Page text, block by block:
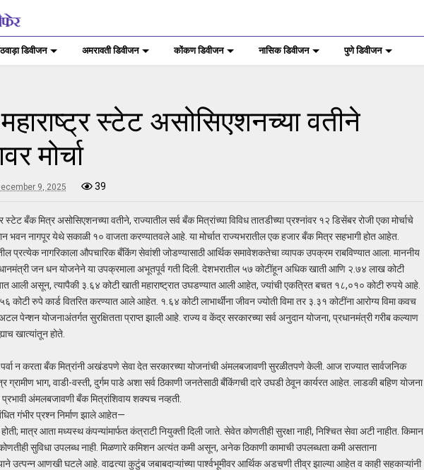
डिवीजन अमरावती डिवीजन कोंकण डिवीजन नासिक डिवीजन पुणे डिवीजन
स्टेट असोसिएशनच्या वतीने
मोर्चा
9, 2025 39
स्टेट बँक मित्र असोसिएशनच्या वतीने, राज्यातील सर्व बँक मित्रांच्या विविध तातडीच्या प्रश्नांवर १२ डिसेंबर रोजी एका मोर्चाचे
भवन नागपूर येथे सकाळी १० वाजता करण्यातवले आहे. या मोर्चात राज्यभरातील एक हजार बँक मित्र सहभागी होत आहेत.
प्रत्येक नागरिकाला औपचारिक बँकिंग सेवांशी जोडण्यासाठी आर्थिक समावेशकतेचा व्यापक उपक्रम राबविण्यात आला. माननीय
जन धन योजनेने या उपक्रमाला अभूतपूर्व गती दिली. देशभरातील ५७ कोटींहून अधिक खाती आणि २.७४ लाख कोटी
आली असून, त्यापैकी ३.६४ कोटी खाती महाराष्ट्रात उघडण्यात आली आहेत, ज्यांची एकत्रित बचत १८,०१० कोटी रुपये आहे.
रुपे कार्ड वितरित करण्यात आले आहेत. १.६४ कोटी लाभार्थींना जीवन ज्योती विमा तर ३.३१ कोटींना आरोग्य विमा कवच
योजनाअंतर्गत सुरक्षितता प्राप्त झाली आहे. राज्य व केंद्र सरकारच्या सर्व अनुदान योजना, प्रधानमंत्री गरीब कल्याण
खात्यांतून होते.
पर्वा न करता बँक मित्रांनी अखंडपणे सेवा देत सरकारच्या योजनांची अंमलबजावणी सुरळीतपणे केली. आज राज्यात सार्वजनिक
भाग, वाडी-वस्ती, दुर्गम पाडे अशा सर्व ठिकाणी जनतेसाठी बँकिंगची दारे उघडी ठेवून कार्यरत आहेत. लाडकी बहिण योजना
अंमलबजावणी बँक मित्रांशिवाय शक्यच नव्हती.
गंभीर प्रश्न निर्माण झाले आहेत—
मात्र आता मध्यस्थ कंपन्यांमार्फत कंत्राटी नियुक्ती दिली जाते. सेवेत कोणतीही सुरक्षा नाही, निश्चित सेवा अटी नाहीत. किमान
सुविधा उपलब्ध नाही. मिळणारे कमिशन अत्यंत कमी असून, अनेक ठिकाणी कामाची उपलब्धता कमी असताना
आणखी घटले आहे. वाढत्या कुटुंब जबाबदाऱ्यांच्या पार्श्वभूमीवर आर्थिक अडचणी तीव्र झाल्या आहेत व काही सहकाऱ्यांनी